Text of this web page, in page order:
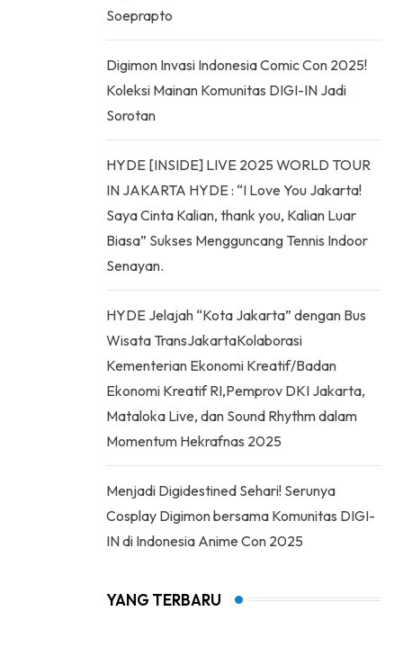
Soeprapto
Digimon Invasi Indonesia Comic Con 2025!
Koleksi Mainan Komunitas DIGI-IN Jadi
Sorotan
HYDE [INSIDE] LIVE 2025 WORLD TOUR
IN JAKARTA HYDE : “I Love You Jakarta!
Saya Cinta Kalian, thank you, Kalian Luar
Biasa” Sukses Mengguncang Tennis Indoor
Senayan.
HYDE Jelajah “Kota Jakarta” dengan Bus
Wisata TransJakartaKolaborasi
Kementerian Ekonomi Kreatif/Badan
Ekonomi Kreatif RI,Pemprov DKI Jakarta,
Mataloka Live, dan Sound Rhythm dalam
Momentum Hekrafnas 2025
Menjadi Digidestined Sehari! Serunya
Cosplay Digimon bersama Komunitas DIGI-
IN di Indonesia Anime Con 2025
YANG TERBARU